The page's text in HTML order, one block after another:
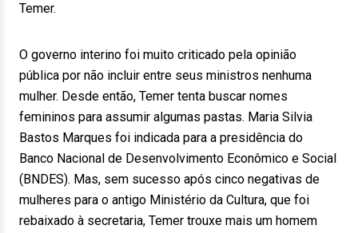
Temer.
O governo interino foi muito criticado pela opinião
pública por não incluir entre seus ministros nenhuma
mulher. Desde então, Temer tenta buscar nomes
femininos para assumir algumas pastas. Maria Silvia
Bastos Marques foi indicada para a presidência do
Banco Nacional de Desenvolvimento Econômico e Social
(BNDES). Mas, sem sucesso após cinco negativas de
mulheres para o antigo Ministério da Cultura, que foi
rebaixado à secretaria, Temer trouxe mais um homem